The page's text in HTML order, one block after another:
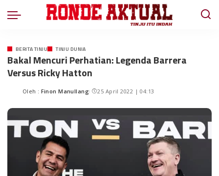
BERITA TINJU TINJU DUNIA
Bakal Mencuri Perhatian: Legenda Barrera
Versus Ricky Hatton
Oleh : Finon Manullang 25 April 2022 | 04:13